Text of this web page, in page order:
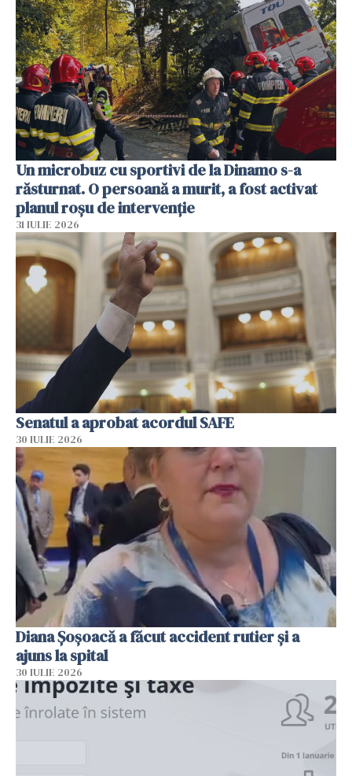
Un microbuz cu sportivi de la Dinamo s-a
răsturnat. O persoană a murit, a fost activat
planul roșu de intervenție
31 IULIE 2026
Senatul a aprobat acordul SAFE
30 IULIE 2026
Diana Șoșoacă a făcut accident rutier și a
ajuns la spital
30 IULIE 2026